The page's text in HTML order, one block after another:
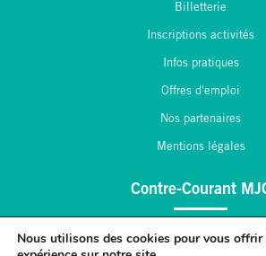
Contre-Courant
Billetterie
Inscriptions activités
Infos pratiques
Offres d'emploi
Nos partenaires
Mentions légales
Nous utilisons des cookies pour vous